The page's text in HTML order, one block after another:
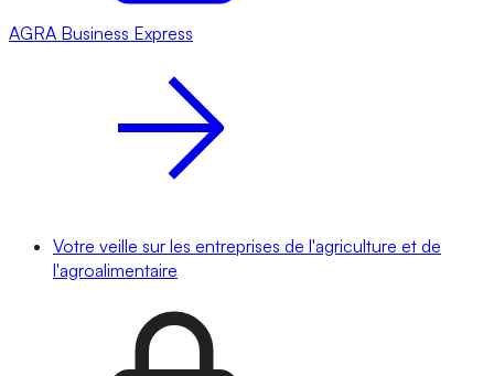
AGRA Business Express
Votre veille sur les entreprises de l'agriculture et de
l'agroalimentaire